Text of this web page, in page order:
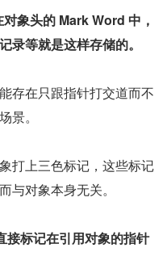
象头的 Mark Word 中，
录等就是这样存储的。
存在只跟指针打交道而不
景。
打上三色标记，这些标记
与对象本身无关。
接标记在引用对象的指针